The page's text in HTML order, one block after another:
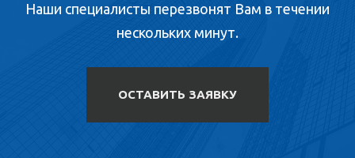
Наши специалисты перезвонят Вам в течении
нескольких минут.
ОСТАВИТЬ ЗАЯВКУ